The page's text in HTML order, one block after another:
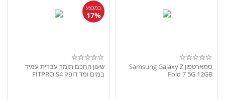
סמארטפון Samsung Galaxy Z
Fold 7 5G 12GB
במבצע
17%
שעון החכם תומך עברית עמיד
במים ומד דופק FITPRO S4